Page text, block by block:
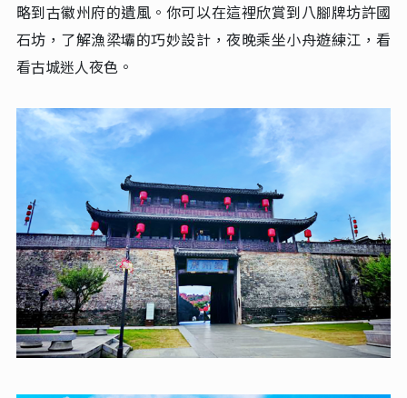
略到古徽州府的遺風。你可以在這裡欣賞到八腳牌坊許國
石坊，了解漁梁壩的巧妙設計，夜晚乘坐小舟遊練江，看
看古城迷人夜色。